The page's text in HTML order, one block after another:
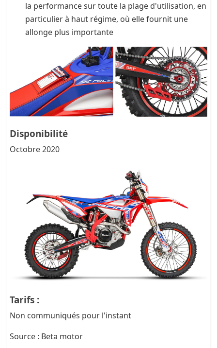
la performance sur toute la plage d'utilisation, en
particulier à haut régime, où elle fournit une
allonge plus importante
Disponibilité
Octobre 2020
Tarifs :
Non communiqués pour l'instant
Source : Beta motor